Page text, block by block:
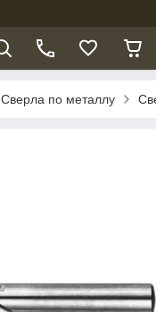
Сверла по металлу